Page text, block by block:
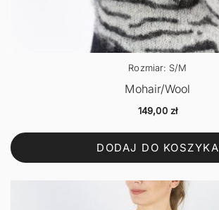
Rozmiar: S/M
Mohair/Wool
149,00 zł
DODAJ DO KOSZYKA